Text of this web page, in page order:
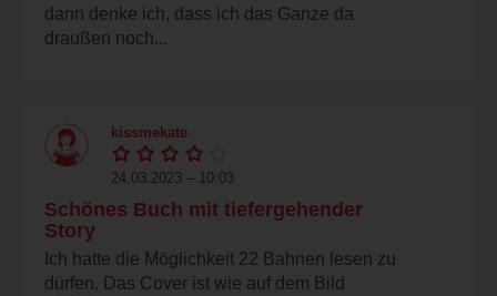
dann denke ich, dass ich das Ganze da
draußen noch...
kissmekate
24.03.2023 – 10:03
Schönes Buch mit tiefergehender
Story
Ich hatte die Möglichkeit 22 Bahnen lesen zu
dürfen. Das Cover ist wie auf dem Bild